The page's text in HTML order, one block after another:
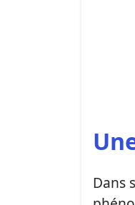
Dans